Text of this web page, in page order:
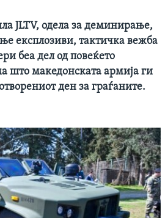
JLTV, одела за деминирање,
експлозиви, тактичка вежба
беа дел од повеќето
што македонската армија ги
ден за граѓаните.